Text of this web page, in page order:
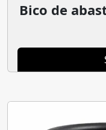
Bico de